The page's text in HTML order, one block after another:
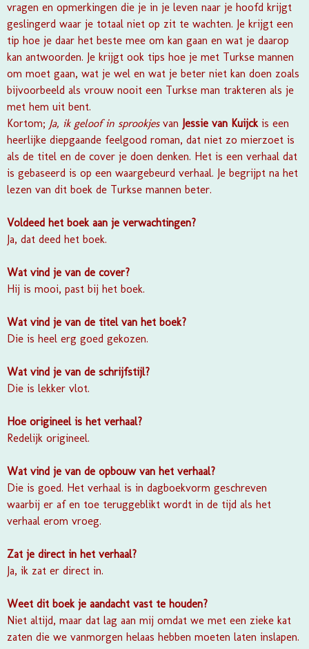
vragen en opmerkingen die je in je leven naar je hoofd krijgt
geslingerd waar je totaal niet op zit te wachten. Je krijgt een
tip hoe je daar het beste mee om kan gaan en wat je daarop
kan antwoorden. Je krijgt ook tips hoe je met Turkse mannen
om moet gaan, wat je wel en wat je beter niet kan doen zoals
bijvoorbeeld als vrouw nooit een Turkse man trakteren als je
met hem uit bent.
Kortom; Ja, ik geloof in sprookjesvan Jessie van Kuijck is een
heerlijke diepgaande feelgood roman, dat niet zo mierzoet is
als de titel en de cover je doen denken. Het is een verhaal dat
is gebaseerd is op een waargebeurd verhaal. Je begrijpt na het
lezen van dit boek de Turkse mannen beter.
Voldeed het boek aan je verwachtingen?
Ja, dat deed het boek.
Wat vind je van de cover?
Hij is mooi, past bij het boek.
Wat vind je van de titel van het boek?
Die is heel erg goed gekozen.
Wat vind je van de schrijfstijl?
Die is lekker vlot.
Hoe origineel is het verhaal?
Redelijk origineel.
Wat vind je van de opbouw van het verhaal?
Die is goed. Het verhaal is in dagboekvorm geschreven
waarbij er af en toe teruggeblikt wordt in de tijd als het
verhaal erom vroeg.
Zat je direct in het verhaal?
Ja, ik zat er direct in.
Weet dit boek je aandacht vast te houden?
Niet altijd, maar dat lag aan mij omdat we met een zieke kat
zaten die we vanmorgen helaas hebben moeten laten inslapen.